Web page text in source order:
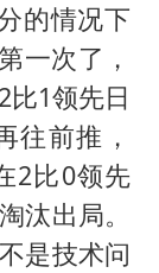
的情况下
一次了，
1领先日
往前推，
2比0领先
汰出局。
是技术问